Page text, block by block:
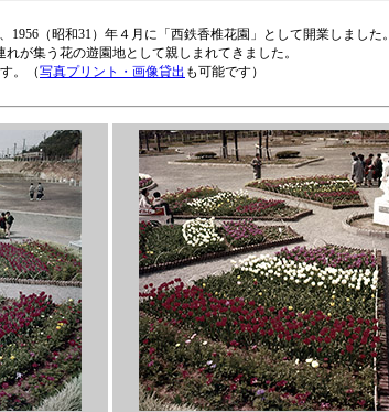
（昭和31）年４月に「西鉄香椎花園」として開業しました。
が集う花の遊園地として親しまれてきました。
。（写真プリント・画像貸出 も可能です）